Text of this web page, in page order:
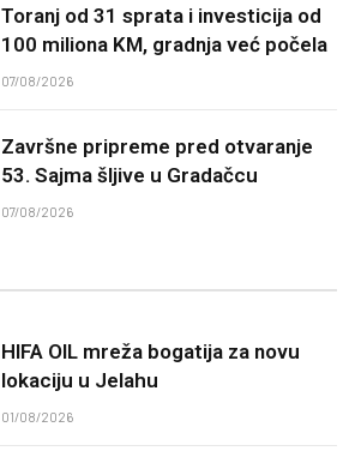
Toranj od 31 sprata i investicija od
100 miliona KM, gradnja već počela
07/08/2026
Završne pripreme pred otvaranje
53. Sajma šljive u Gradačcu
07/08/2026
HIFA OIL mreža bogatija za novu
lokaciju u Jelahu
01/08/2026